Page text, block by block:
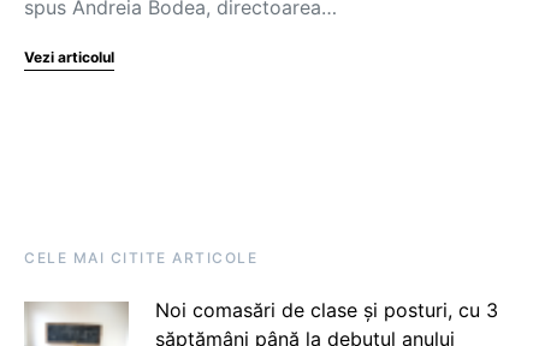
spus Andreia Bodea, directoarea…
Vezi articolul
CELE MAI CITITE ARTICOLE
Noi comasări de clase și posturi, cu 3
săptămâni până la debutul anului